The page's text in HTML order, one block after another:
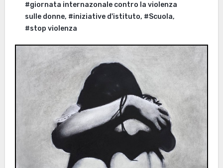
#giornata internazonale contro la violenza
sulle donne, #iniziative d'istituto, #Scuola,
#stop violenza